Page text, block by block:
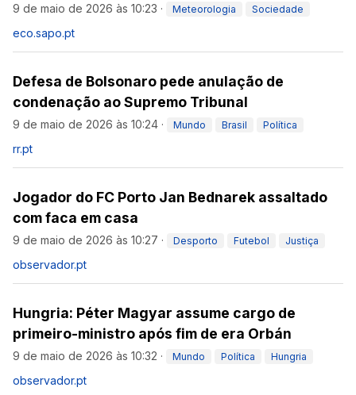
9 de maio de 2026 às 10:23 · Meteorologia Sociedade
eco.sapo.pt
Defesa de Bolsonaro pede anulação de
condenação ao Supremo Tribunal
9 de maio de 2026 às 10:24 · Mundo Brasil Política
rr.pt
Jogador do FC Porto Jan Bednarek assaltado
com faca em casa
9 de maio de 2026 às 10:27 · Desporto Futebol Justiça
observador.pt
Hungria: Péter Magyar assume cargo de
primeiro-ministro após fim de era Orbán
9 de maio de 2026 às 10:32 · Mundo Política Hungria
observador.pt